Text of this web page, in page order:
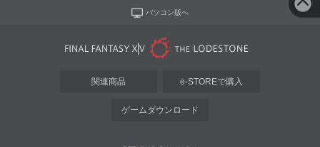
パソコン版へ
関連商品 e-STOREで購入
ゲームダウンロード